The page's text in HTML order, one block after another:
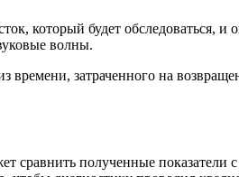
который будет обследоваться, и
волны.
затраченного на
сравнить полученные